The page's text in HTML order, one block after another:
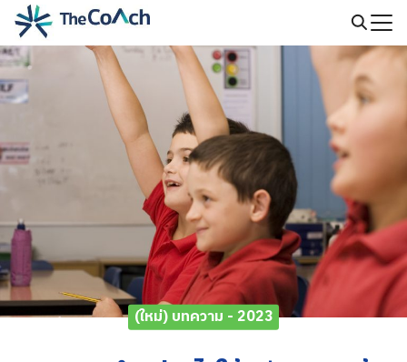
Skip
content
Search
for:
(ใหม่) บทความ - 2023